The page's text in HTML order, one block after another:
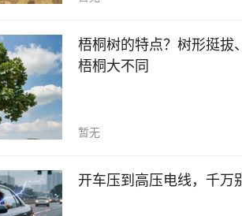
梧桐树的特点？树形挺拔
梧桐大不同
暂无
开车压到高压电线，千万